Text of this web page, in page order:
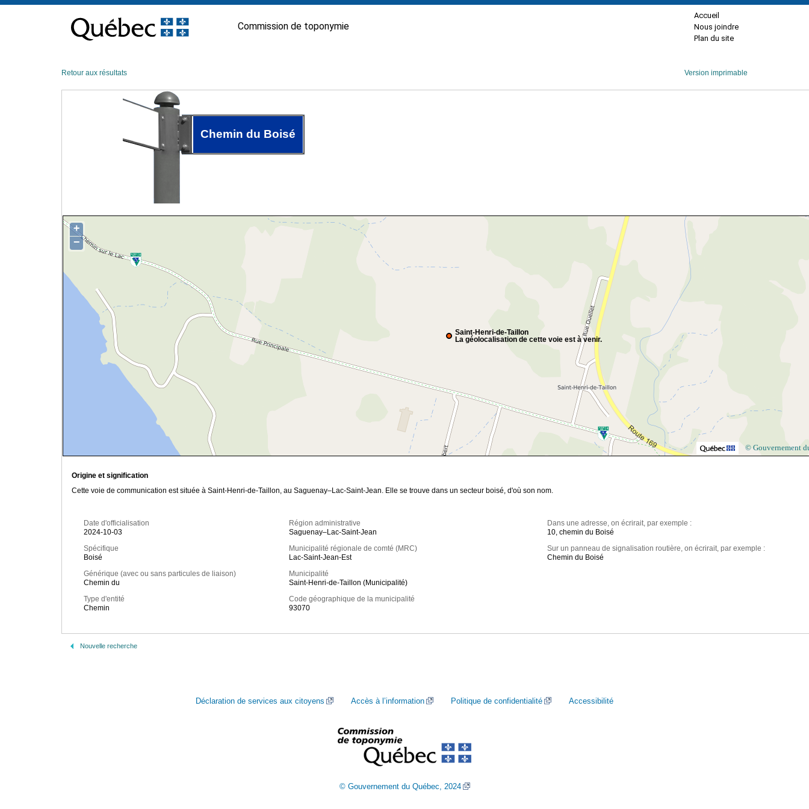
contenu
Commission de toponymie
Accueil
Nous joindre
Plan du site
Retour aux résultats Version imprimable
Chemin du Boisé
Saint-Henri-de-Taillon
La géolocalisation de cette voie est à venir.
+
−
© Gouvernement
Origine et signification
Cette voie de communication est située à Saint-Henri-de-Taillon, au Saguenay–Lac-Saint-Jean. Elle se trouve dans un secteur boisé, d'où son nom.
Date d'officialisation
2024-10-03
Spécifique
Boisé
Générique (avec ou sans particules de liaison)
Chemin du
Type d'entité
Chemin
Région administrative
Saguenay–Lac-Saint-Jean
Municipalité régionale de comté (MRC)
Lac-Saint-Jean-Est
Municipalité
Saint-Henri-de-Taillon (Municipalité)
Code géographique de la municipalité
93070
Dans une adresse, on écrirait, par exemple :
10, chemin du Boisé
Sur un panneau de signalisation routière, on écrirait, par exemple :
Chemin du Boisé
Nouvelle recherche
Déclaration de services aux citoyens Accès à l’information Politique de confidentialité Accessibilité
© Gouvernement du Québec, 2024